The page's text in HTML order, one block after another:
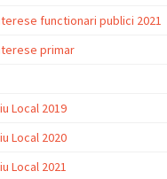
functionari publici 2021
primar
Local 2019
Local 2020
Local 2021